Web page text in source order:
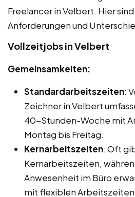
Freelancer in Velbert. Hier
Anforderungen und
Vollzeitjobs in Velbert
Gemeinsamkeiten:
Standardarbeitszeiten:
Zeichner in Velbert
40-Stunden-Woche mit
Montag bis Freitag.
Kernarbeitszeiten: Oft
Kernarbeitszeiten,
Anwesenheit im Büro
mit flexiblen